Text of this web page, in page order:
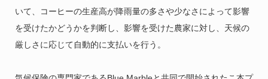
いて、コーヒーの生産高が降雨量の多さや少なさによって影響
を受けたかどうかを判断し、影響を受けた農家に対し、天候の
厳しさに応じて自動的に支払いを行う。